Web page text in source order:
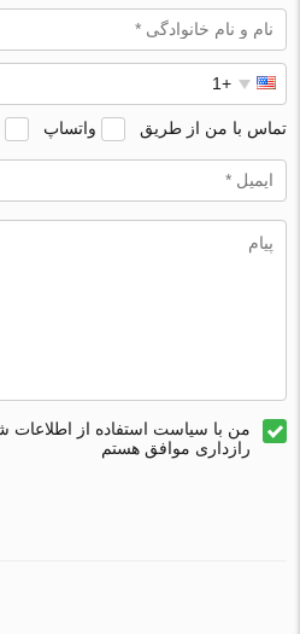
تماس با من از طریق واتساپ
من با سیاست استفاده از
رازداری موافق هستم